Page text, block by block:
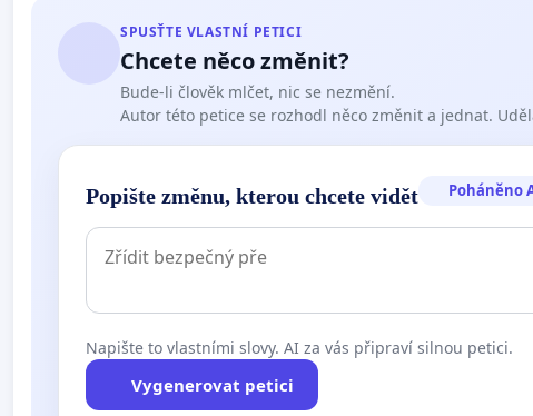
SPUSŤTE VLASTNÍ PETICI
Chcete něco změnit?
Bude-li člověk mlčet, nic se nezmění.
Autor této petice se rozhodl něco změnit a jednat.
Popište změnu, kterou chcete vidět Poháněno
Napište to vlastními slovy. AI za vás připraví silnou petici.
Vygenerovat petici